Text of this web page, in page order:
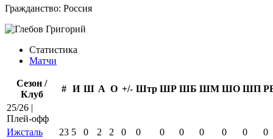
Гражданство: Россия
Статистика
Матчи
Сезон /
Клуб
# И Ш А О +/- Штр ШР ШБ ШМ ШО ШП
25/26 |
Плей-офф
Ижсталь
23 5 0 2 2 0 0 0 0 0 0 0
0